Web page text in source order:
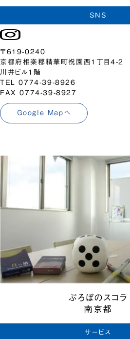
SNS
〒619-0240
京都府相楽郡精華町祝園西1丁目4-2
川井ビル1階
TEL 0774-39-8926
FAX 0774-39-8927
Google Mapへ
ぷろぼのスコラ
南京都
サービス